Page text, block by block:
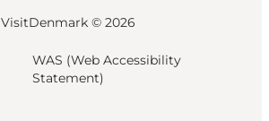
VisitDenmark © 2026
WAS (Web Accessibility
Statement)